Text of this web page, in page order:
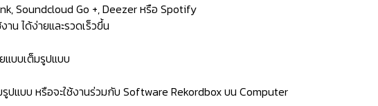
Soundcloud Go +, Deezer หรือ Spotify
น ได้ง่ายและรวดเร็วขึ้น
บบเต็มรูปแบบ
แบบ หรือจะใช้งานร่วมกับ Software Rekordbox บน Computer